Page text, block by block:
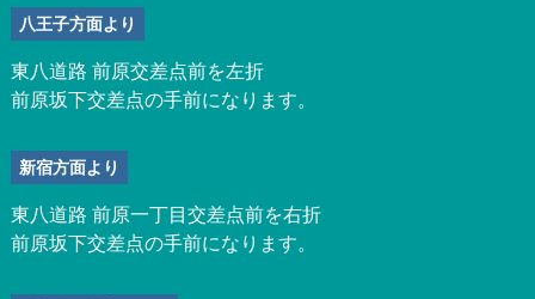
八王子方面より
東八道路 前原交差点前を左折
前原坂下交差点の手前になります。
新宿方面より
東八道路 前原一丁目交差点前を右折
前原坂下交差点の手前になります。